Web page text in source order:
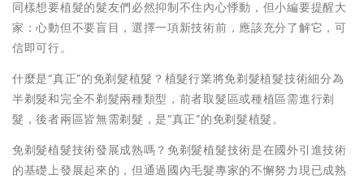
同樣想要植髮的髮友們必然抑制不住內心悸動，但小編要提醒大
家：心動但不要盲目，選擇一項新技術前，應該充分了解它，可
信即可行。
什麼是“真正”的免剃髮植髮？植髮行業將免剃髮植髮技術細分為
半剃髮和完全不剃髮兩種類型，前者取髮區或種植區需進行剃
髮，後者兩區皆無需剃髮，是“真正”的免剃髮植髮。
免剃髮植髮技術發展成熟嗎？免剃髮植髮技術是在國外引進技術
的基礎上發展起來的，但通過國內毛髮專家的不懈努力現已成熟